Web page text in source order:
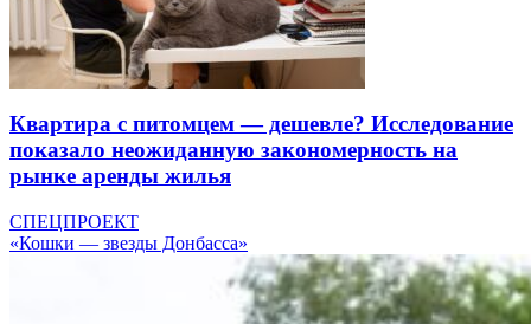
Квартира с питомцем — дешевле? Исследование
показало неожиданную закономерность на
рынке аренды жилья
СПЕЦПРОЕКТ
«Кошки — звезды Донбасса»